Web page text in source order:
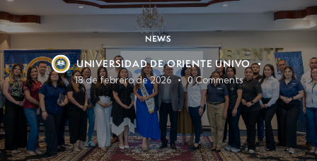
NEWS
UNIVERSIDAD DE ORIENTE UNIVO
18 de febrero de 2026 0 Comments